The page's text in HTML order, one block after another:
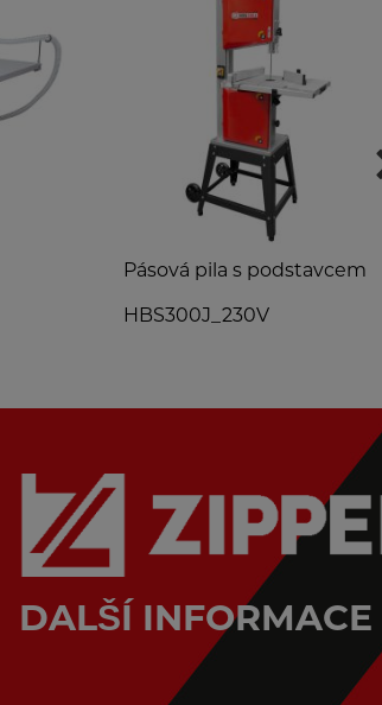
Pásová pila s podstavcem
HBS300J_230V
DALŠÍ INFORMACE